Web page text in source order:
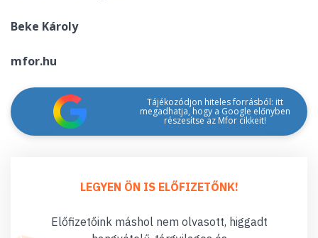
Beke Károly
mfor.hu
Tájékozódjon hiteles forrásból: itt
megadhatja, hogy a Google előnyben
részesítse az Mfor cikkeit!
LEGYEN ÖN IS ELŐFIZETŐNK!
Előfizetőink máshol nem olvasott, higgadt